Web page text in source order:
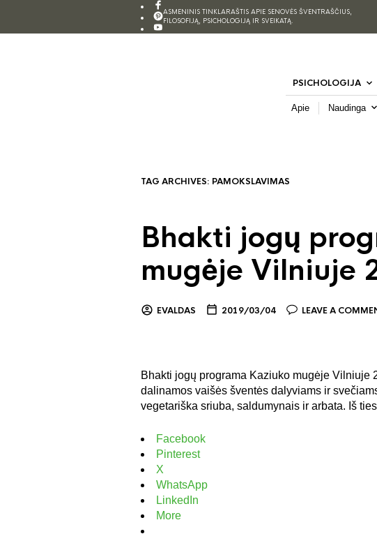
ASMENINIS TINKLARAŠTIS APIE SENOVĖS ŠVENTRAŠČIUS,
FILOSOFIJĄ, PSICHOLOGIJĄ IR SVEIKATĄ.
PSICHOLOGIJA
Apie Naudinga
TAG ARCHIVES: PAMOKSLAVIMAS
Bhakti jogų
mugėje Vilniuje
EVALDAS 2019/03/04 LEAVE A
Bhakti jogų programa Kaziuko mugėje Vilniuje
dalinamos vaišės šventės dalyviams ir
vegetariška sriuba, saldumynais ir arbata. Iš
Facebook
Pinterest
X
WhatsApp
LinkedIn
More